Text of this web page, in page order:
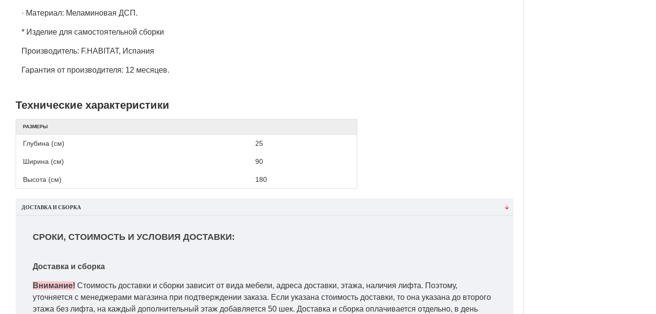
· Материал: Меламиновая ДСП.
* Изделие для самостоятельной сборки
Производитель: F.HABITAT, Испания
Гарантия от производителя: 12 месяцев.
Технические характеристики
РАЗМЕРЫ
Глубина (см) 25
Ширина (см) 90
Высота (см) 180
ДОСТАВКА И СБОРКА
СРОКИ, СТОИМОСТЬ И УСЛОВИЯ ДОСТАВКИ:
Доставка и сборка
Внимание! Стоимость доставки и сборки зависит от вида мебели, адреса доставки, этажа, наличия лифта. Поэтому,
уточняется с менеджерами магазина при подтверждении заказа. Если указана стоимость доставки, то она указана до второго
этажа без лифта, на каждый дополнительный этаж добавляется 50 шек. Доставка и сборка оплачивается отдельно, в день